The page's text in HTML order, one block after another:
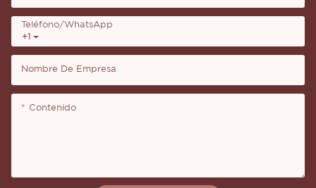
+1
Teléfono/WhatsApp
Nombre De Empresa
Contenido